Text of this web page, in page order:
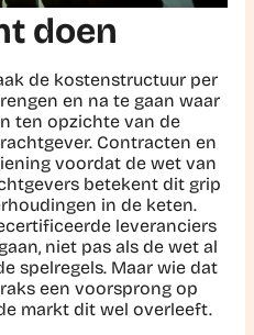
doen
de kostenstructuur per
en na te gaan waar
ten opzichte van de
Contracten en
voordat de wet van
betekent dit grip
in de keten.
leveranciers
niet pas als de wet al
spelregels. Maar wie dat
een voorsprong op
markt dit wel overleeft.